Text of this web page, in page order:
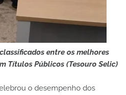
entre os melhores
Títulos Públicos (Tesouro Selic)
o desempenho dos